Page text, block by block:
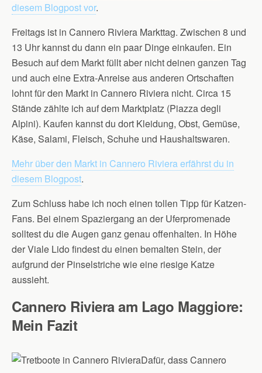
diesem Blogpost vor.
Freitags ist in Cannero Riviera Markttag. Zwischen 8 und
13 Uhr kannst du dann ein paar Dinge einkaufen. Ein
Besuch auf dem Markt füllt aber nicht deinen ganzen Tag
und auch eine Extra-Anreise aus anderen Ortschaften
lohnt für den Markt in Cannero Riviera nicht. Circa 15
Stände zählte ich auf dem Marktplatz (Piazza degli
Alpini). Kaufen kannst du dort Kleidung, Obst, Gemüse,
Käse, Salami, Fleisch, Schuhe und Haushaltswaren.
Mehr über den Markt in Cannero Riviera erfährst du in
diesem Blogpost.
Zum Schluss habe ich noch einen tollen Tipp für Katzen-
Fans. Bei einem Spaziergang an der Uferpromenade
solltest du die Augen ganz genau offenhalten. In Höhe
der Viale Lido findest du einen bemalten Stein, der
aufgrund der Pinselstriche wie eine riesige Katze
aussieht.
Cannero Riviera am Lago Maggiore:
Mein Fazit
Dafür, dass Cannero